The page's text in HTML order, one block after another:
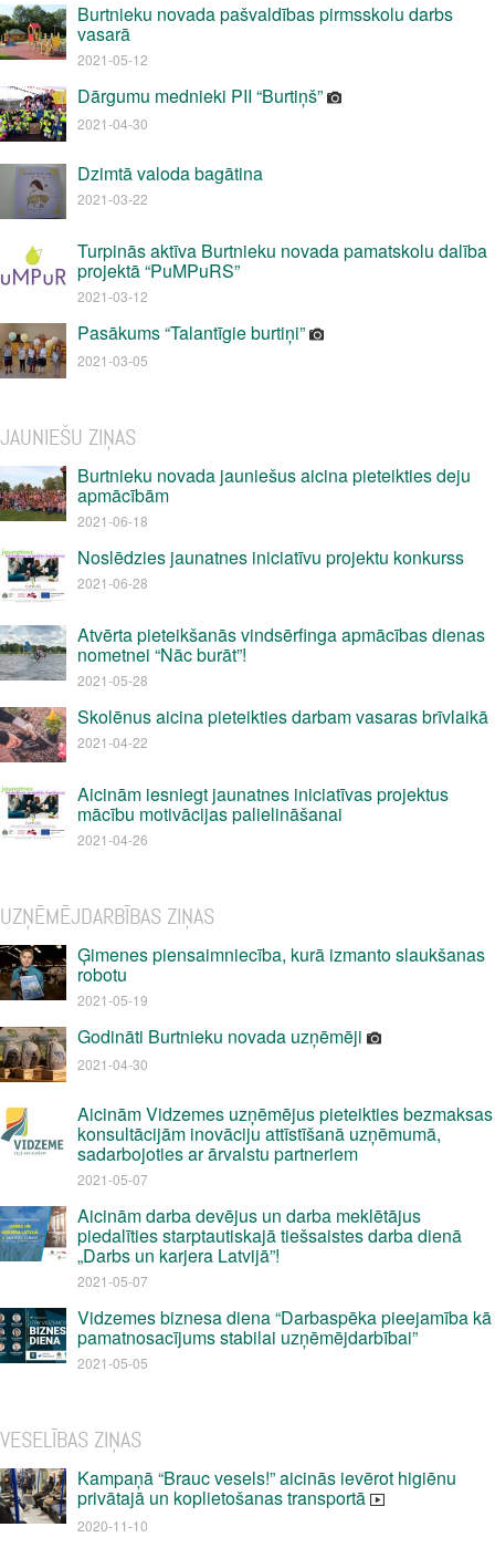
Burtnieku novada pašvaldības pirmsskolu darbs
vasarā
2021-05-12
Dārgumu mednieki PII “Burtiņš”
2021-04-30
Dzimtā valoda bagātina
2021-03-22
Turpinās aktīva Burtnieku novada pamatskolu dalība
projektā “PuMPuRS”
2021-03-12
Pasākums “Talantīgie burtiņi”
2021-03-05
JAUNIEŠU ZIŅAS
Burtnieku novada jauniešus aicina pieteikties deju
apmācībām
2021-06-18
Noslēdzies jaunatnes iniciatīvu projektu konkurss
2021-06-28
Atvērta pieteikšanās vindsērfinga apmācības dienas
nometnei “Nāc burāt”!
2021-05-28
Skolēnus aicina pieteikties darbam vasaras brīvlaikā
2021-04-22
Aicinām iesniegt jaunatnes iniciatīvas projektus
mācību motivācijas palielināšanai
2021-04-26
UZŅĒMĒJDARBĪBAS ZIŅAS
Ģimenes piensaimniecība, kurā izmanto slaukšanas
robotu
2021-05-19
Godināti Burtnieku novada uzņēmēji
2021-04-30
Aicinām Vidzemes uzņēmējus pieteikties bezmaksas
konsultācijām inovāciju attīstīšanā uzņēmumā,
sadarbojoties ar ārvalstu partneriem
2021-05-07
Aicinām darba devējus un darba meklētājus
piedalīties starptautiskajā tiešsaistes darba dienā
„Darbs un karjera Latvijā”!
2021-05-07
Vidzemes biznesa diena “Darbaspēka pieejamība kā
pamatnosacījums stabilai uzņēmējdarbībai”
2021-05-05
VESELĪBAS ZIŅAS
Kampaņā “Brauc vesels!” aicinās ievērot higiēnu
privātajā un koplietošanas transportā
2020-11-10